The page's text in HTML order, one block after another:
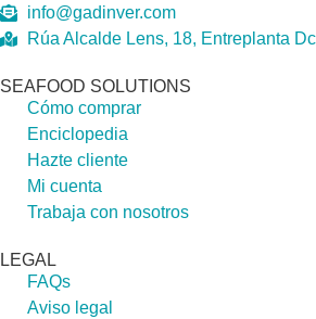
info@gadinver.com
Rúa Alcalde Lens, 18, Entreplanta
SEAFOOD SOLUTIONS
Cómo comprar
Enciclopedia
Hazte cliente
Mi cuenta
Trabaja con nosotros
LEGAL
FAQs
Aviso legal